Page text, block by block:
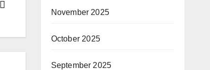
November 2025
October 2025
September 2025